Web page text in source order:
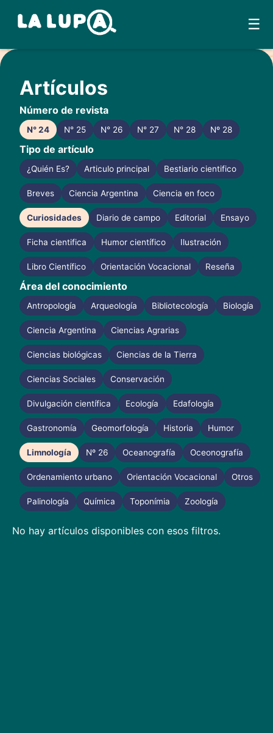
Skip
to
content
☰
Artículos
Número de revista
N° 24 N° 25 N° 26 N° 27 N° 28 Nº 28
Tipo de artículo
¿Quién Es? Articulo principal Bestiario cientifico
Breves Ciencia Argentina Ciencia en foco
Curiosidades Diario de campo Editorial Ensayo
Ficha cientifica Humor científico Ilustración
Libro Científico Orientación Vocacional Reseña
Área del conocimiento
Antropología Arqueología Bibliotecología Biología
Ciencia Argentina Ciencias Agrarias
Ciencias biológicas Ciencias de la Tierra
Ciencias Sociales Conservación
Divulgación científica Ecología Edafología
Gastronomía Geomorfología Historia Humor
Limnología Nº 26 Oceanografía Oceonografía
Ordenamiento urbano Orientación Vocacional Otros
Palinología Química Toponímia Zoología
No hay artículos disponibles con esos filtros.